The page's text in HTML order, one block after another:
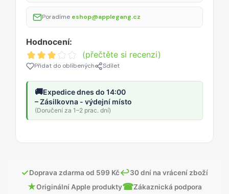
Poradíme eshop@applegang.cz
Hodnocení:
(přečtěte si recenzi)
Přidat do oblíbených Sdílet
🚚Expedice dnes do 14:00
– Zásilkovna - výdejní místo
(Doručení za 1–2 prac. dní)
✓Doprava zdarma od 599 Kč↩30 dní na vrácení zboží
★Originální Apple produkty☎Zákaznická podpora